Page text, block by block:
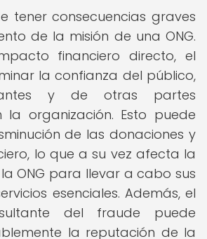
tener consecuencias graves
de la misión de una ONG.
financiero directo, el
la confianza del público,
y de otras partes
la organización. Esto puede
de las donaciones y
lo que a su vez afecta la
ONG para llevar a cabo sus
esenciales. Además, el
del fraude puede
la reputación de la